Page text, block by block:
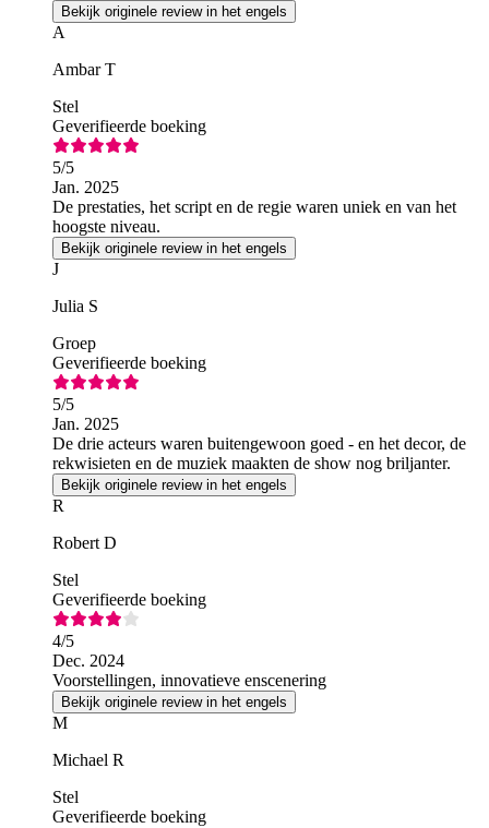
Bekijk originele review in het engels
A
Ambar T
Stel
Geverifieerde boeking
5/5
Jan. 2025
De prestaties, het script en de regie waren uniek en van het
hoogste niveau.
Bekijk originele review in het engels
J
Julia S
Groep
Geverifieerde boeking
5/5
Jan. 2025
De drie acteurs waren buitengewoon goed - en het decor, de
rekwisieten en de muziek maakten de show nog briljanter.
Bekijk originele review in het engels
R
Robert D
Stel
Geverifieerde boeking
4/5
Dec. 2024
Voorstellingen, innovatieve enscenering
Bekijk originele review in het engels
M
Michael R
Stel
Geverifieerde boeking